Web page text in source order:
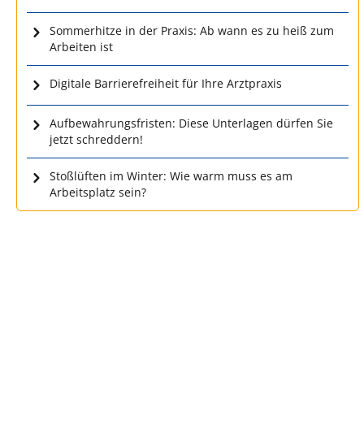
Sommerhitze in der Praxis: Ab wann es zu heiß zum
Arbeiten ist
Digitale Barrierefreiheit für Ihre Arztpraxis
Aufbewahrungsfristen: Diese Unterlagen dürfen Sie
jetzt schreddern!
Stoßlüften im Winter: Wie warm muss es am
Arbeitsplatz sein?